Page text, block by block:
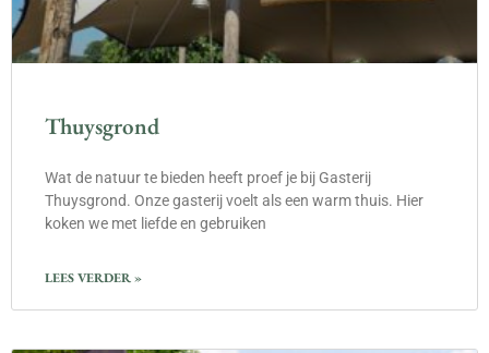
Thuysgrond
Wat de natuur te bieden heeft proef je bij Gasterij
Thuysgrond. Onze gasterij voelt als een warm thuis. Hier
koken we met liefde en gebruiken
LEES VERDER »